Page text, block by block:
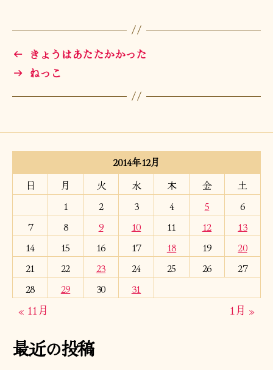
← きょうはあたたかかった
→ ねっこ
2014年12月
日
月 火 水 木 金
土
1
2 3 4 5
6
7
8 9 10 11 12
13
14
15 16 17 18 19
20
21
22 23 24 25 26
27
28
29 30 31
« 11月 1月 »
最近の投稿